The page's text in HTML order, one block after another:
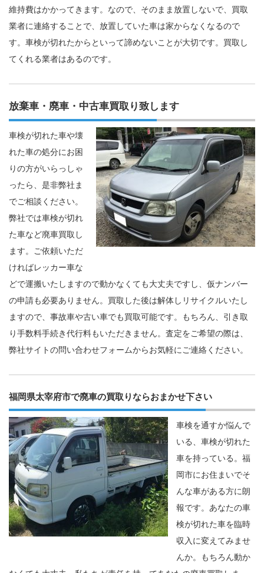
維持費はかかってきます。なので、そのまま放置しないで、買取
業者に連絡することで、放置していた車は家からなくなるので
す。車検が切れたからといって諦めないことが大切です。買取し
てくれる業者はあるのです。
放棄車・廃車・中古車買取り致します
車検が切れた車や壊
れた車の処分にお困
りの方がいらっしゃ
ったら、是非弊社ま
でご相談ください。
弊社では車検が切れ
た車など廃車買取し
ます。ご依頼いただ
ければレッカー車な
どで運搬いたしますので動かなくても大丈夫ですし、仮ナンバー
の申請も必要ありません。買取した後は解体しリサイクルいたし
ますので、事故車や古い車でも買取可能です。もちろん、引き取
り手数料手続き代行料もいただきません。査定をご希望の際は、
弊社サイトの問い合わせフォームからお気軽にご連絡ください。
福岡県太宰府市で廃車の買取りならおまかせ下さい
車検を通すか悩んで
いる、車検が切れた
車を持っている。福
岡市にお住まいでそ
んな車がある方に朗
報です。あなたの車
検が切れた車を臨時
収入に変えてみませ
んか。もちろん動か